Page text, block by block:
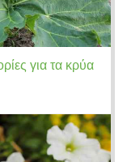
για τα κρύα